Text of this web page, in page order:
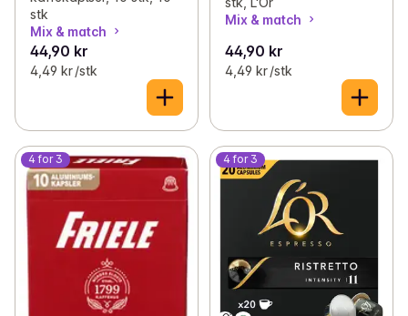
stk
Mix & match
44,90 kr
4,49 kr /stk
Mix & match
44,90 kr
4,49 kr /stk
4 for 3 4 for 3